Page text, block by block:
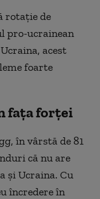
rotație de
pro-ucrainean
acest
foarte
fața forței
în vârstă de 81
că nu are
și Ucraina. Cu
încredere în